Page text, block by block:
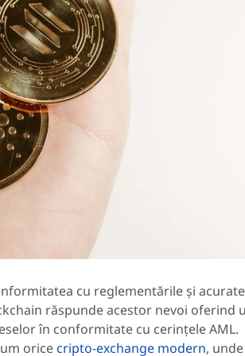
cu reglementările și
răspunde acestor nevoi oferind
în conformitate cu cerințele AML.
orice cripto-exchange modern, unde